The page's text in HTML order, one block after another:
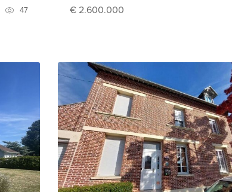
47
€ 2.600.000